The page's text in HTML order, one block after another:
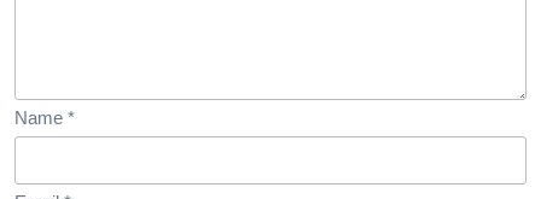
Name *